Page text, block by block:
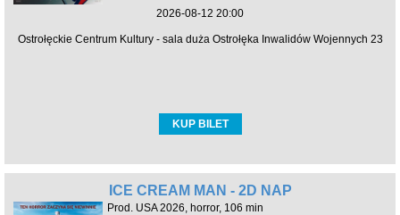
2026-08-12 20:00
Ostrołęckie Centrum Kultury - sala duża Ostrołęka Inwalidów Wojennych 23
KUP BILET
ICE CREAM MAN - 2D NAP
Prod. USA 2026, horror, 106 min